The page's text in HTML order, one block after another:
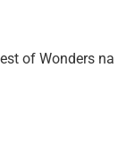
of Wonders na